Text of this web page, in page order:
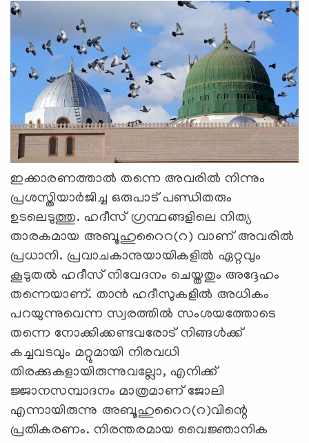
ഇക്കാരണത്താൽ തന്നെ അവരിൽ നിന്നും
പ്രശസ്തിയാർജിച്ച ഒരുപാട് പണ്ഡിതരും
ഉടലെടുത്തു. ഹദീസ് ഗ്രന്ഥങ്ങളിലെ നിത്യ
താരകമായ അബൂഹുറൈറ(റ) വാണ് അവരിൽ
പ്രധാനി. പ്രവാചകാനുയായികളിൽ ഏറ്റവും
കൂടുതൽ ഹദീസ് നിവേദനം ചെയ്തതും അദ്ദേഹം
തന്നെയാണ്. താൻ ഹദീസുകളിൽ അധികം
പറയുന്നുവെന്ന സ്വരത്തിൽ സംശയത്തോടെ
തന്നെ നോക്കിക്കണ്ടവരോട് നിങ്ങൾക്ക്
കച്ചവടവും മറ്റുമായി നിരവധി
തിരക്കുകളായിരുന്നുവല്ലോ, എനിക്ക്
ജ്ജാനസമ്പാദനം മാത്രമാണ് ജോലി
എന്നായിരുന്നു അബൂഹുറൈറ(റ)വിന്റെ
പ്രതികരണം. നിരന്തരമായ വൈജ്ഞാനിക